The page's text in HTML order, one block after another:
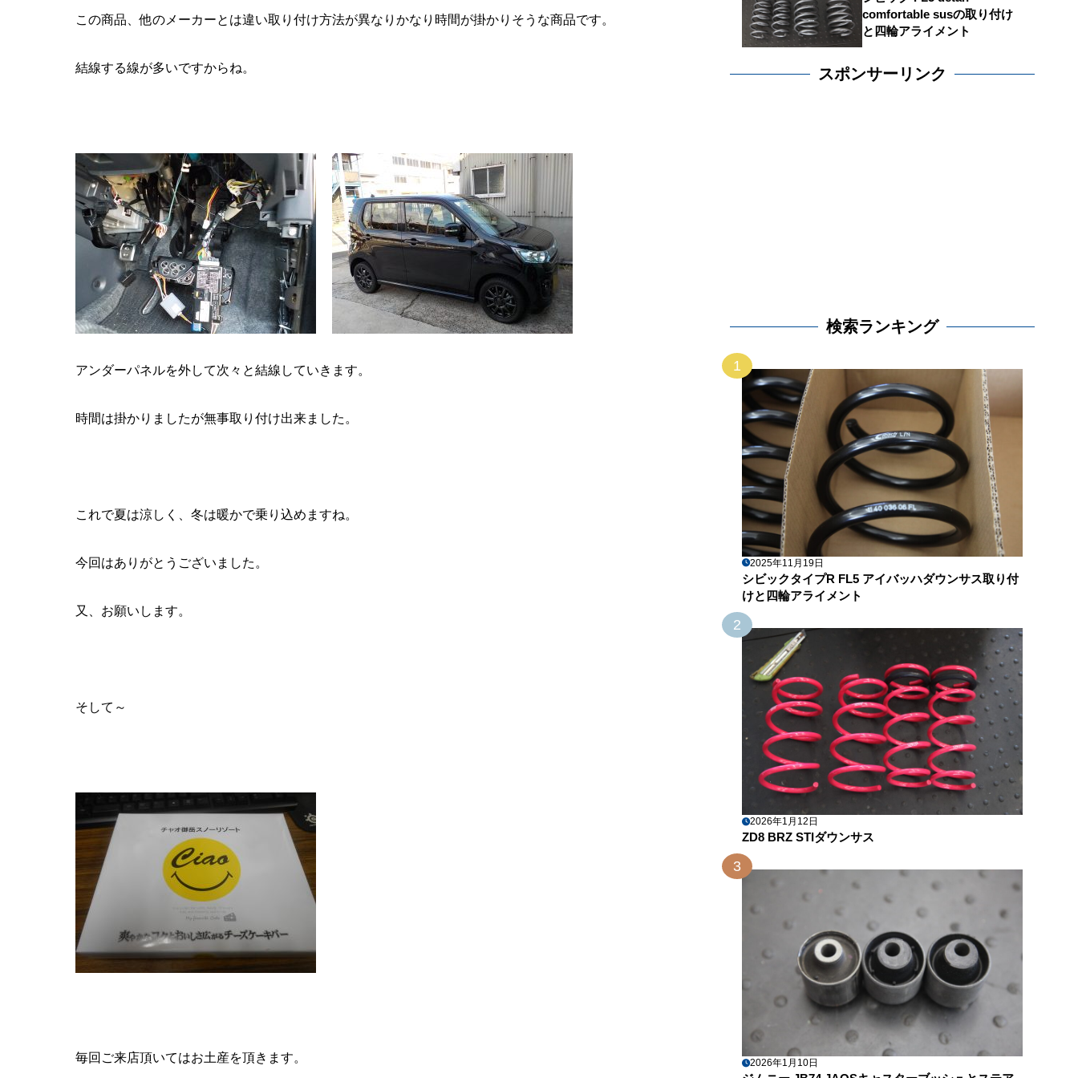
この商品、他のメーカーとは違い取り付け方法が異なりかなり時間が掛かりそうな商品です。
結線する線が多いですからね。
アンダーパネルを外して次々と結線していきます。
時間は掛かりましたが無事取り付け出来ました。
これで夏は涼しく、冬は暖かで乗り込めますね。
今回はありがとうございました。
又、お願いします。
そして～
毎回ご来店頂いてはお土産を頂きます。
comfortable susの取り付け
と四輪アライメント
スポンサーリンク
検索ランキング
1
2025年11月19日
シビックタイプR FL5 アイバッハダウンサス取り付
けと四輪アライメント
2
2026年1月12日
ZD8 BRZ STIダウンサス
3
2026年1月10日